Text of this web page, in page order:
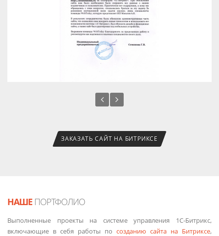
ЗАКАЗАТЬ САЙТ НА БИТРИКСЕ
НАШЕ ПОРТФОЛИО
Выполненные проекты на системе управления 1С-Битрикс,
включающие в себя работы по созданию сайта на Битриксе,